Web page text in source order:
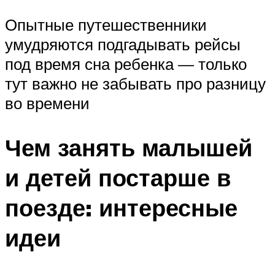
Опытные путешественники
умудряются подгадывать рейсы
под время сна ребенка — только
тут важно не забывать про разницу
во времени
Чем занять малышей
и детей постарше в
поезде: интересные
идеи